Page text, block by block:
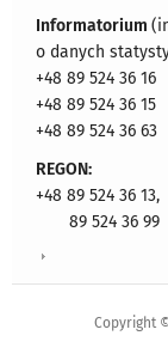
Informatorium
o danych
+48 89 524 36 16
+48 89 524 36 15
+48 89 524 36 63
REGON:
+48 89 524 36 13,
89 524 36 99
Copyright